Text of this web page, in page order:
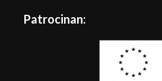
Patrocinan: